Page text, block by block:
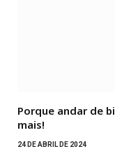
Porque andar de
mais!
24 DE ABRIL DE 2024